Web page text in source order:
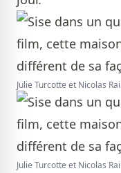
Julie Turcotte et Nicolas
Julie Turcotte et Nicolas